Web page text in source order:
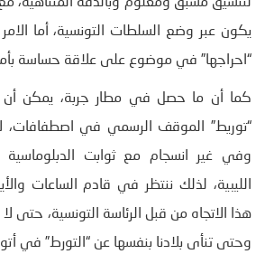
لتنسيق مسبق ومعلوم وبالدقة المتناهية،
يكون عبر وضع السلطات التونسية، أما الامر
“احراجها” في موضوع على علاقة حساسة بأمن
كما أن ما حصل في مطار جربة، يمكن أن
“توريط” الموقف الرسمي في اصطفافات،
وفي غير انسجام مع ثوابت الدبلوماسية
الليبية، لذلك ننتظر في قادم الساعات
هذا الاتجاه من قبل الرئاسة التونسية، حتى لا
وحتى تنأى بلادنا بنفسها عن “التورط” في